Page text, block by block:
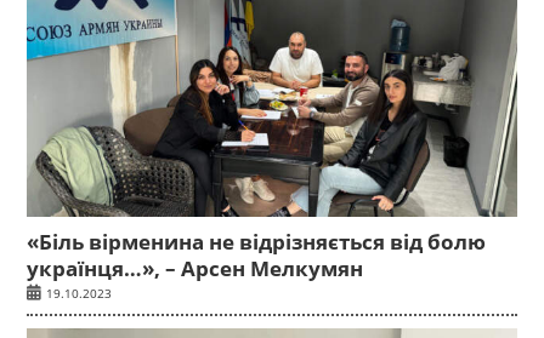
«Біль вірменина не відрізняється від болю
українця…», – Арсен Мелкумян
19.10.2023